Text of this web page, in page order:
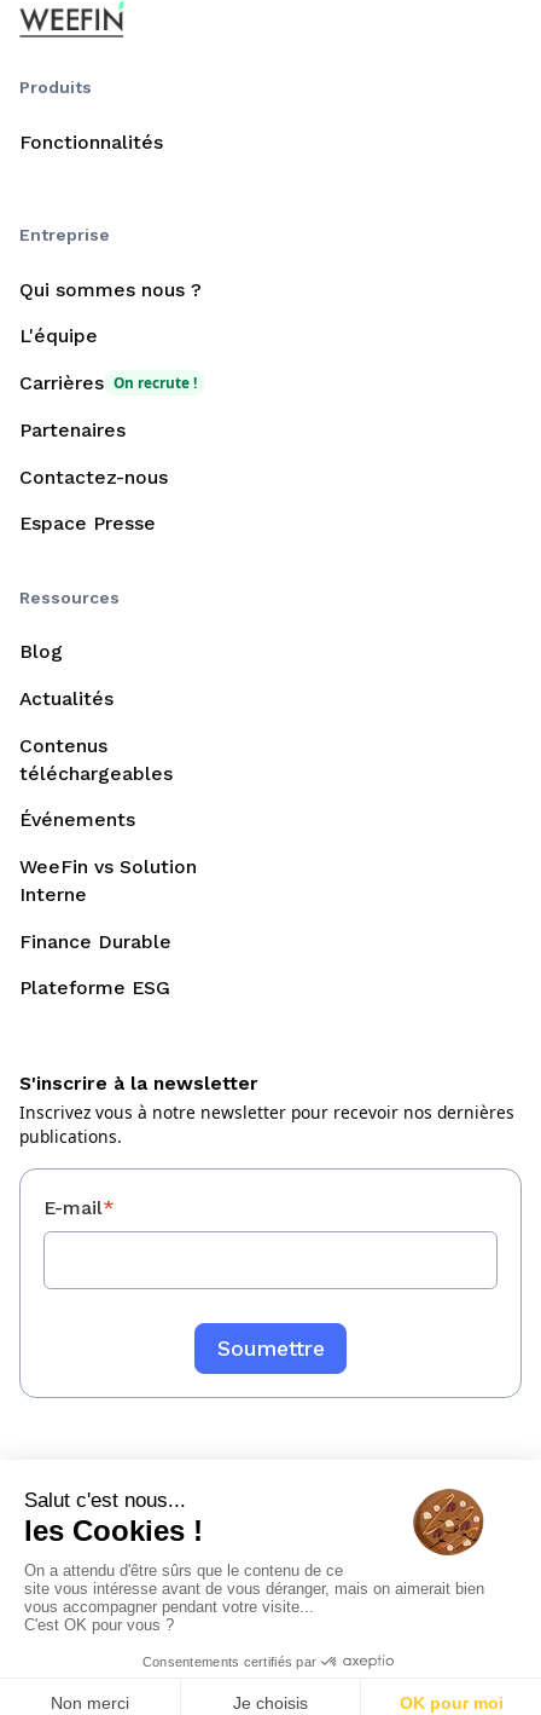
Produits
Fonctionnalités
Entreprise
Qui sommes nous ?
L'équipe
Carrières On recrute !
Partenaires
Contactez-nous
Espace Presse
Ressources
Blog
Actualités
Contenus
téléchargeables
Événements
WeeFin vs Solution
Interne
Finance Durable
Plateforme ESG
S'inscrire à la newsletter
Inscrivez vous à notre newsletter pour recevoir nos dernières
publications.
E-mail*
© 2023 WeeFin
Mentions légalesPolitique de confidentialité Sitemap